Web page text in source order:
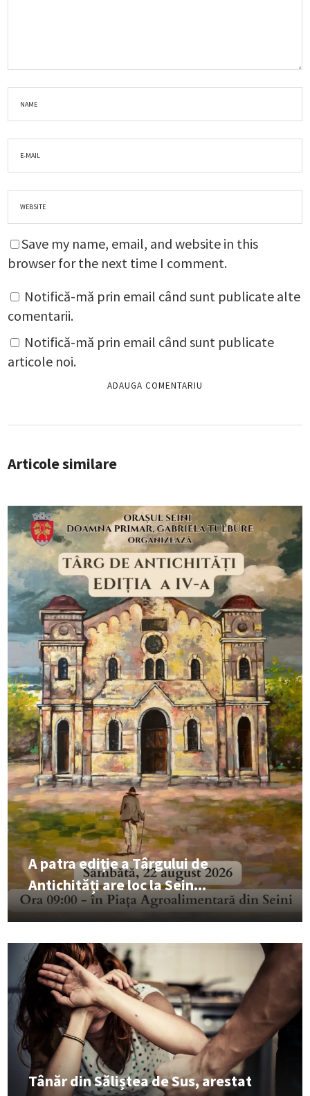
Save my name, email, and website in this
browser for the next time I comment.
Notifică-mă prin email când sunt publicate alte
comentarii.
Notifică-mă prin email când sunt publicate
articole noi.
Articole similare
A patra ediție a Târgului de
Antichități are loc la Sein...
Tânăr din Săliștea de Sus, arestat